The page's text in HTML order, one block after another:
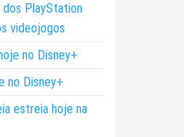
PlayStation
videojogos
no Disney+
no Disney+
estreia hoje na